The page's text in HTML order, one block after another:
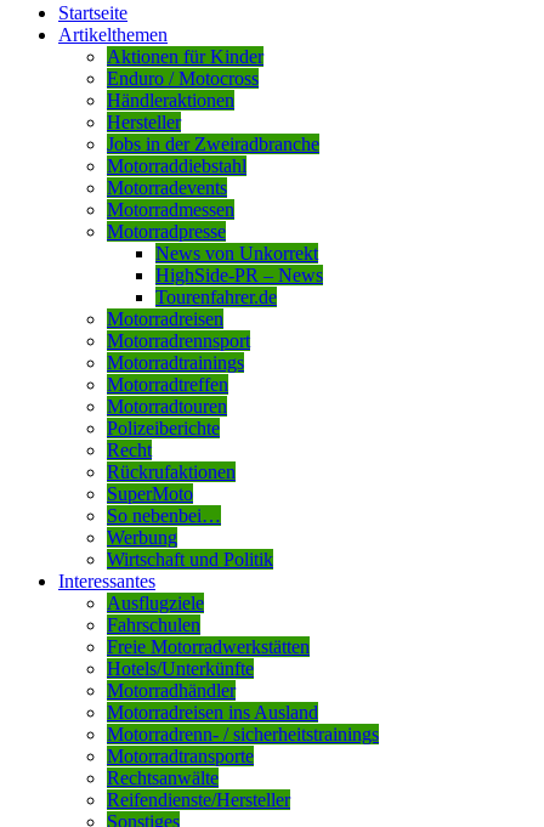
Startseite
Artikelthemen
Aktionen für Kinder
Enduro / Motocross
Händleraktionen
Hersteller
Jobs in der Zweiradbranche
Motorraddiebstahl
Motorradevents
Motorradmessen
Motorradpresse
News von Unkorrekt
HighSide-PR – News
Tourenfahrer.de
Motorradreisen
Motorradrennsport
Motorradtrainings
Motorradtreffen
Motorradtouren
Polizeiberichte
Recht
Rückrufaktionen
SuperMoto
So nebenbei…
Werbung
Wirtschaft und Politik
Interessantes
Ausflugziele
Fahrschulen
Freie Motorradwerkstätten
Hotels/Unterkünfte
Motorradhändler
Motorradreisen ins Ausland
Motorradrenn- / sicherheitstrainings
Motorradtransporte
Rechtsanwälte
Reifendienste/Hersteller
Sonstiges